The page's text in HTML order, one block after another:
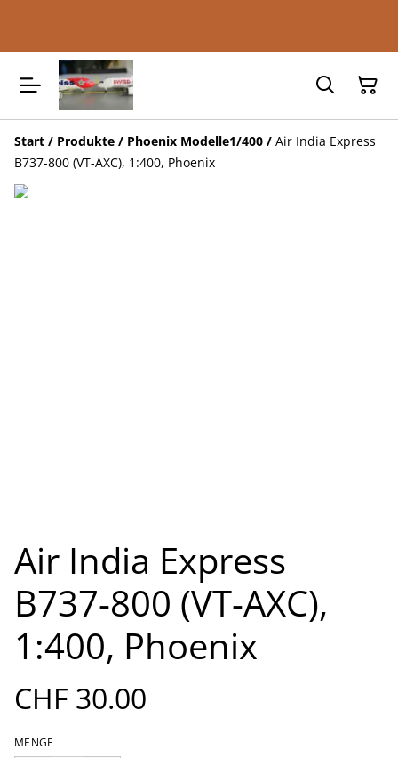
Start / Produkte / Phoenix Modelle1/400 / Air India Express
B737-800 (VT-AXC), 1:400, Phoenix
Air India Express
B737-800 (VT-AXC),
1:400, Phoenix
CHF 30.00
MENGE